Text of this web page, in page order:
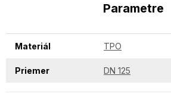
Parametre
Materiál TPO
Priemer DN 125